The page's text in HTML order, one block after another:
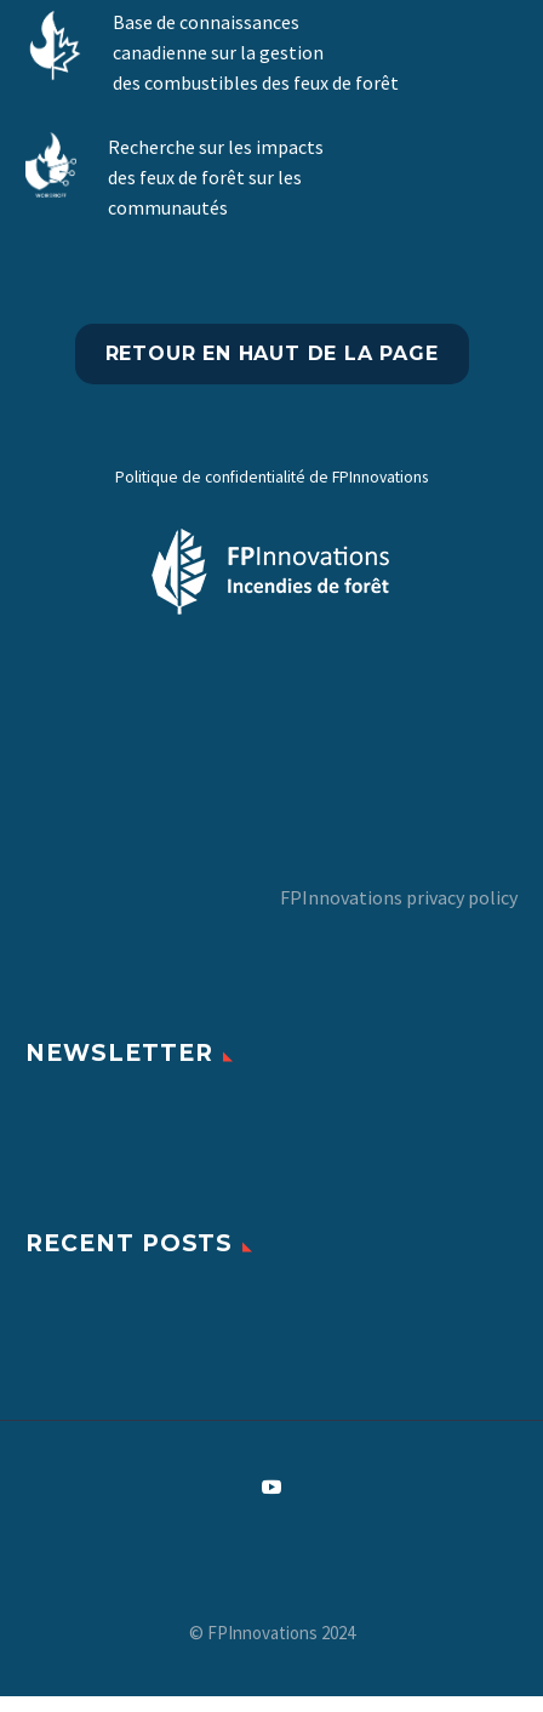
Base de connaissances
canadienne sur la gestion
des combustibles des feux de forêt
Recherche sur les impacts
des feux de forêt sur les
communautés
RETOUR EN HAUT DE LA PAGE
Politique de confidentialité de FPInnovations
FPInnovations privacy policy
NEWSLETTER
RECENT POSTS
© FPInnovations 2024